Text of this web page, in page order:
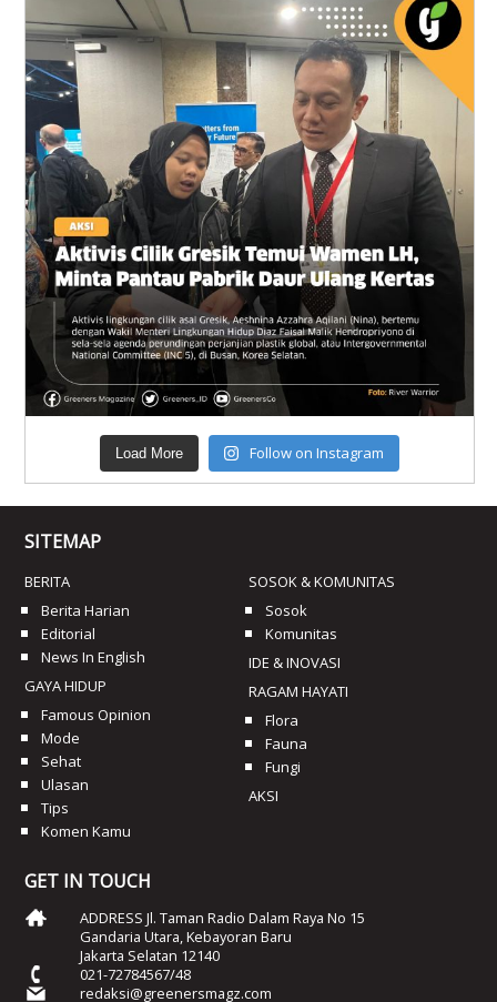
Load More Follow on Instagram
SITEMAP
BERITA
Berita Harian
Editorial
News In English
GAYA HIDUP
Famous Opinion
Mode
Sehat
Ulasan
Tips
Komen Kamu
SOSOK & KOMUNITAS
Sosok
Komunitas
IDE & INOVASI
RAGAM HAYATI
Flora
Fauna
Fungi
AKSI
GET IN TOUCH
ADDRESS Jl. Taman Radio Dalam Raya No 15
Gandaria Utara, Kebayoran Baru
Jakarta Selatan 12140
021-72784567/48
redaksi@greenersmagz.com